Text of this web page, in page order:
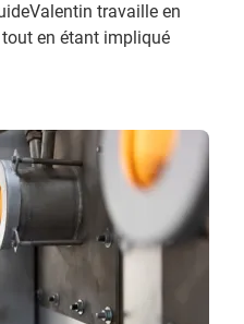
travaille en
tout en étant impliqué